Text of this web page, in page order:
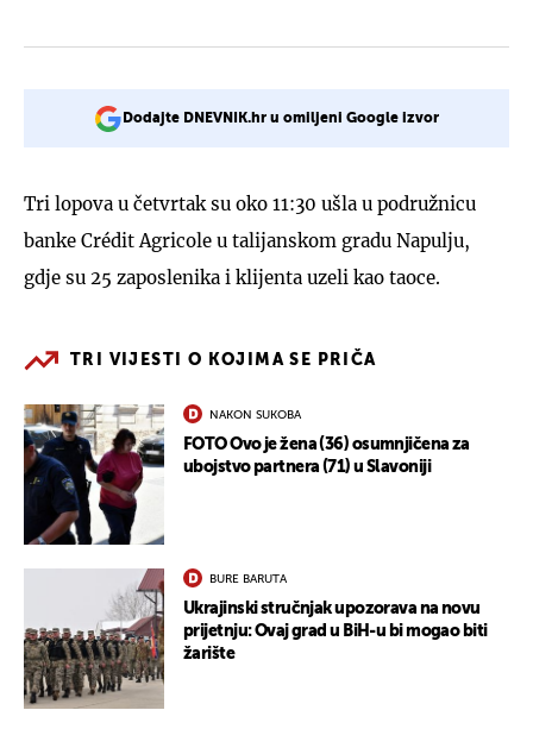
Dodajte DNEVNIK.hr u omiljeni Google izvor
Tri lopova u četvrtak su oko 11:30 ušla u podružnicu
banke Crédit Agricole u talijanskom gradu Napulju,
gdje su 25 zaposlenika i klijenta uzeli kao taoce.
TRI VIJESTI O KOJIMA SE PRIČA
NAKON SUKOBA
FOTO Ovo je žena (36) osumnjičena za
ubojstvo partnera (71) u Slavoniji
BURE BARUTA
Ukrajinski stručnjak upozorava na novu
prijetnju: Ovaj grad u BiH-u bi mogao biti
žarište